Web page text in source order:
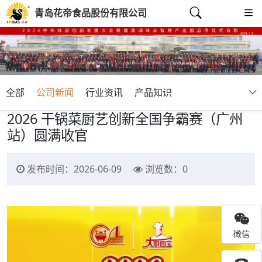
青岛花帝食品股份有限公司
全部 公司新闻 行业资讯 产品知识
2026 干锅菜厨艺创新全国争霸赛（广州
站）圆满收官
发布时间：2026-06-09 浏览数： 0
微信